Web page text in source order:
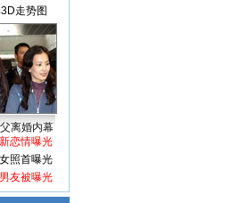
走势图
离婚内幕
恋情曝光
照首曝光
友被曝光